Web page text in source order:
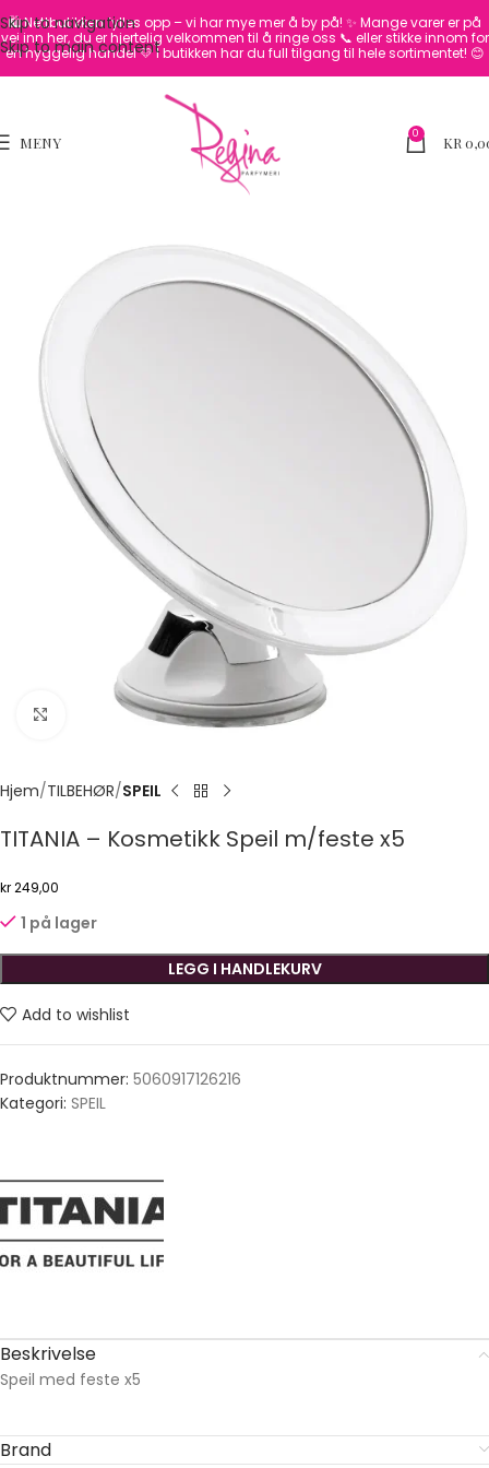
Skip to navigation
Skip to main content
🛍️ Nettbutikken fylles opp – vi har mye mer å by på! ✨ Mange varer er på
vei inn her, du er hjertelig velkommen til å ringe oss 📞 eller stikke innom for
en hyggelig handel 💛I butikken har du full tilgang til hele sortimentet! 😊
MENY 0 KR
Click to enlarge
Hjem TILBEHØR SPEIL
TITANIA – Kosmetikk Speil m/feste x5
kr249,00
1 på lager
LEGG I HANDLEKURV
Add to wishlist
Produktnummer: 5060917126216
Kategori: SPEIL
Beskrivelse
Speil med feste x5
Brand